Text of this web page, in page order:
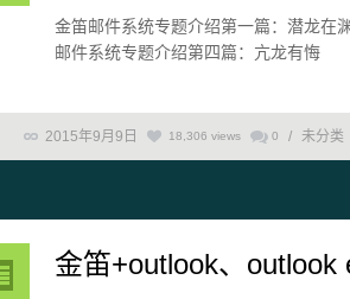
金笛邮件系统专题介绍第一篇：潜龙在
邮件系统专题介绍第四篇：亢龙有悔
2015年9月9日 18,306 views 0 / 未分类
金笛+outlook、outlook